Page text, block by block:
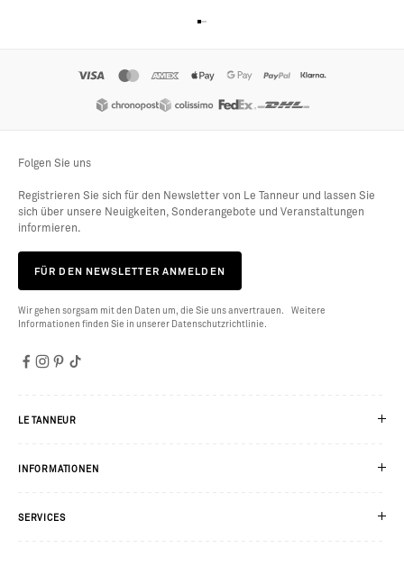
Gehe zum Element 1
Folgen Sie uns
Registrieren Sie sich für den Newsletter von Le Tanneur und lassen Sie
sich über unsere Neuigkeiten, Sonderangebote und Veranstaltungen
informieren.
FÜR DEN NEWSLETTER ANMELDEN
Wir gehen sorgsam mit den Daten um, die Sie uns anvertrauen. Weitere
Informationen finden Sie in unserer Datenschutzrichtlinie.
LE TANNEUR
INFORMATIONEN
SERVICES